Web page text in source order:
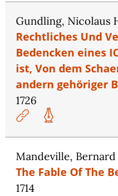
Gundling, Nicolaus
Rechtliches Und
Bedencken eines
ist, Von dem
andern gehöriger
1726
Mandeville, Bernard
The Fable Of The
1714